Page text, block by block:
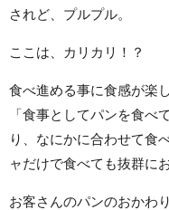
されど、プルプル。
ここは、カリカリ！？
食べ進める事に食感が楽
「食事としてパンを食べ
り、なにかに合わせて食
ャだけで食べても抜群に
お客さんのパンのおかわ